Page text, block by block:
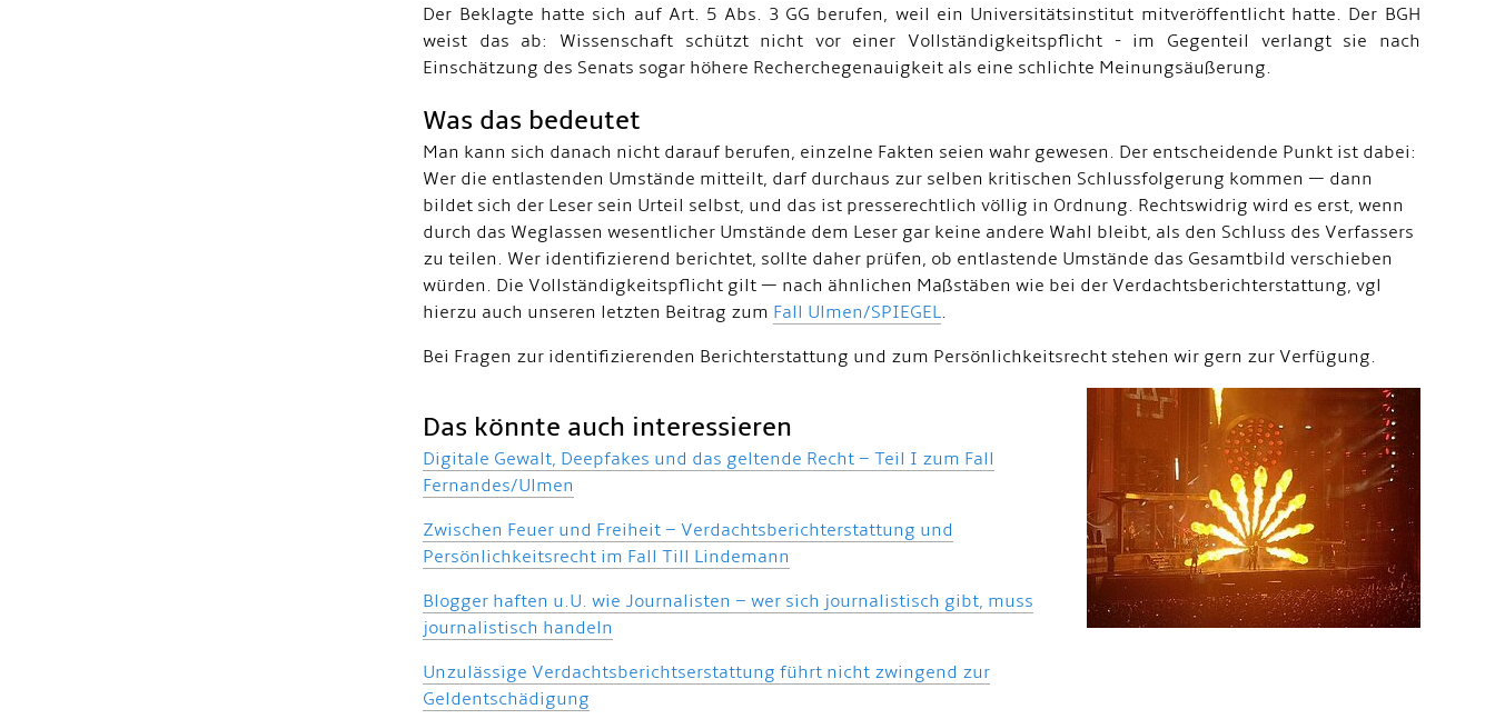
Der Beklagte hatte sich auf Art. 5 Abs. 3 GG berufen, weil ein Universitätsinstitut mitveröffentlicht hatte. Der BGH
weist das ab: Wissenschaft schützt nicht vor einer Vollständigkeitspflicht - im Gegenteil verlangt sie nach
Einschätzung des Senats sogar höhere Recherchegenauigkeit als eine schlichte Meinungsäußerung.
Was das bedeutet
Man kann sich danach nicht darauf berufen, einzelne Fakten seien wahr gewesen. Der entscheidende Punkt ist dabei:
Wer die entlastenden Umstände mitteilt, darf durchaus zur selben kritischen Schlussfolgerung kommen — dann
bildet sich der Leser sein Urteil selbst, und das ist presserechtlich völlig in Ordnung. Rechtswidrig wird es erst, wenn
durch das Weglassen wesentlicher Umstände dem Leser gar keine andere Wahl bleibt, als den Schluss des Verfassers
zu teilen. Wer identifizierend berichtet, sollte daher prüfen, ob entlastende Umstände das Gesamtbild verschieben
würden. Die Vollständigkeitspflicht gilt — nach ähnlichen Maßstäben wie bei der Verdachtsberichterstattung, vgl
hierzu auch unseren letzten Beitrag zum Fall Ulmen/SPIEGEL.
Bei Fragen zur identifizierenden Berichterstattung und zum Persönlichkeitsrecht stehen wir gern zur Verfügung.
Das könnte auch interessieren
Digitale Gewalt, Deepfakes und das geltende Recht – Teil I zum Fall
Fernandes/Ulmen
Zwischen Feuer und Freiheit – Verdachtsberichterstattung und
Persönlichkeitsrecht im Fall Till Lindemann
Blogger haften u.U. wie Journalisten – wer sich journalistisch gibt, muss
journalistisch handeln
Unzulässige Verdachtsberichtserstattung führt nicht zwingend zur
Geldentschädigung